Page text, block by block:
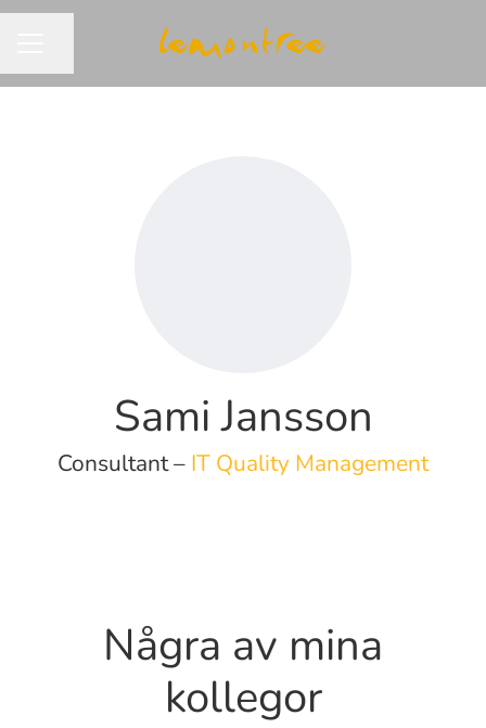
Sami Jansson
Consultant – IT Quality Management
Några av mina
kollegor